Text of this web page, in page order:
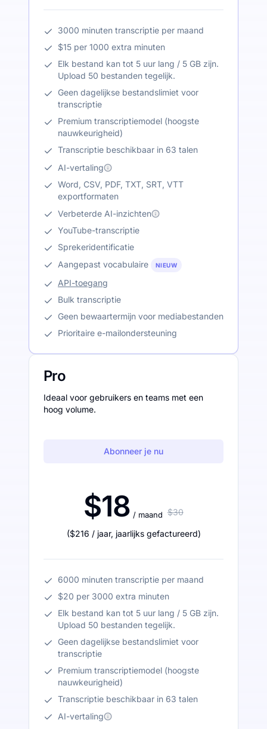
3000 minuten transcriptie per maand
$15 per 1000 extra minuten
Elk bestand kan tot 5 uur lang / 5 GB zijn.
Upload 50 bestanden tegelijk.
Geen dagelijkse bestandslimiet voor
transcriptie
Premium transcriptiemodel (hoogste
nauwkeurigheid)
Transcriptie beschikbaar in 63 talen
AI-vertaling
Word, CSV, PDF, TXT, SRT, VTT
exportformaten
Verbeterde AI-inzichten
YouTube-transcriptie
Sprekeridentificatie
Aangepast vocabulaire
NIEUW
API-toegang
Bulk transcriptie
Geen bewaartermijn voor mediabestanden
Prioritaire e-mailondersteuning
Pro
Ideaal voor gebruikers en teams met een
hoog volume.
Abonneer je nu
$18 / maand $30
($216 / jaar, jaarlijks gefactureerd)
6000 minuten transcriptie per maand
$20 per 3000 extra minuten
Elk bestand kan tot 5 uur lang / 5 GB zijn.
Upload 50 bestanden tegelijk.
Geen dagelijkse bestandslimiet voor
transcriptie
Premium transcriptiemodel (hoogste
nauwkeurigheid)
Transcriptie beschikbaar in 63 talen
AI-vertaling